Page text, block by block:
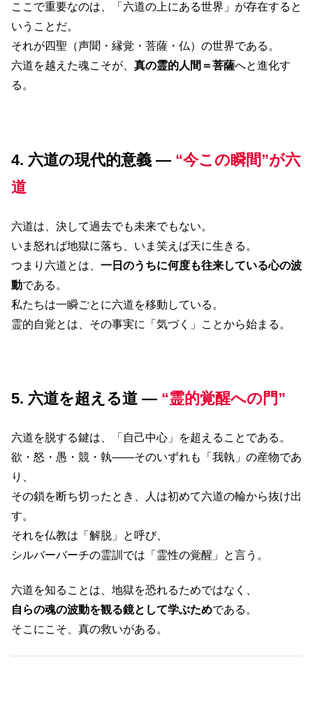
ここで重要なのは、「六道の上にある世界」が存在すると
いうことだ。
それが四聖（声聞・縁覚・菩薩・仏）の世界である。
六道を越えた魂こそが、 真の霊的人間＝菩薩へと進化す
る。
4. 六道の現代的意義 ― “今この瞬間”が六
道
六道は、決して過去でも未来でもない。
いま怒れば地獄に落ち、いま笑えば天に生きる。
つまり六道とは、 一日のうちに何度も往来している心の波
動である。
私たちは一瞬ごとに六道を移動している。
霊的自覚とは、その事実に「気づく」ことから始まる。
5. 六道を超える道 ― “霊的覚醒への門”
六道を脱する鍵は、「自己中心」を超えることである。
欲・怒・愚・競・執――そのいずれも「我執」の産物であ
り、
その鎖を断ち切ったとき、人は初めて六道の輪から抜け出
す。
それを仏教は「解脱」と呼び、
シルバーバーチの霊訓では「霊性の覚醒」と言う。
六道を知ることは、地獄を恐れるためではなく、
自らの魂の波動を観る鏡として学ぶためである。
そこにこそ、真の救いがある。